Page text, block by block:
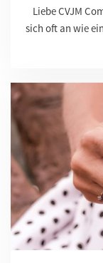
Liebe CVJM
sich oft an wie